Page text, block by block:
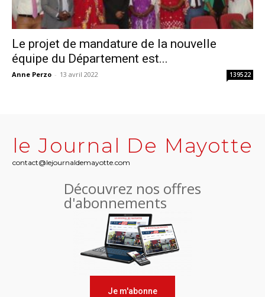
Le projet de mandature de la nouvelle
équipe du Département est...
Anne Perzo - 13 avril 2022 139522
le Journal De Mayotte
contact@lejournaldemayotte.com
Découvrez nos offres
d'abonnements
Je m'abonne